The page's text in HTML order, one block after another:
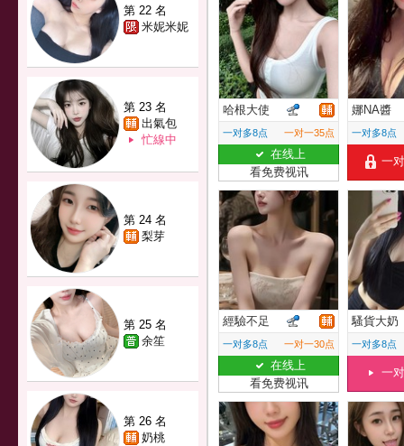
第 22 名
米妮米妮
第 23 名
出氣包
忙線中
第 24 名
梨芽
第 25 名
余笙
第 26 名
奶桃
哈根大使
一对多8点 一对一35点
在线上
看免费视讯
娜NA醬
一对多8点
一
經驗不足
一对多8点 一对一30点
在线上
看免费视讯
騷貨大奶
一对多8点
一